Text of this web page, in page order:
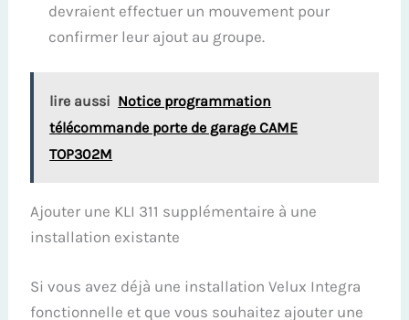
devraient effectuer un mouvement pour
confirmer leur ajout au groupe.
lire aussi Notice programmation
télécommande porte de garage CAME
TOP302M
Ajouter une KLI 311 supplémentaire à une
installation existante
Si vous avez déjà une installation Velux Integra
fonctionnelle et que vous souhaitez ajouter une